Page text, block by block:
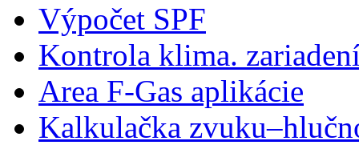
Výpočet SPF
Kontrola klima.
Area F-Gas aplikácie
Kalkulačka